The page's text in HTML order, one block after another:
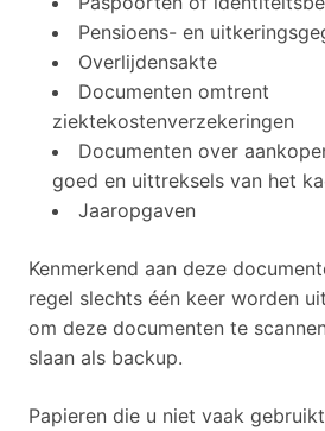
Pensioens- en
Overlijdensakte
Documenten omtrent
ziektekostenverzekeringen
Documenten over
goed en uittreksels van het
Jaaropgaven
Kenmerkend aan deze
regel slechts één keer worden
om deze documenten te
slaan als backup.
Papieren die u niet vaak